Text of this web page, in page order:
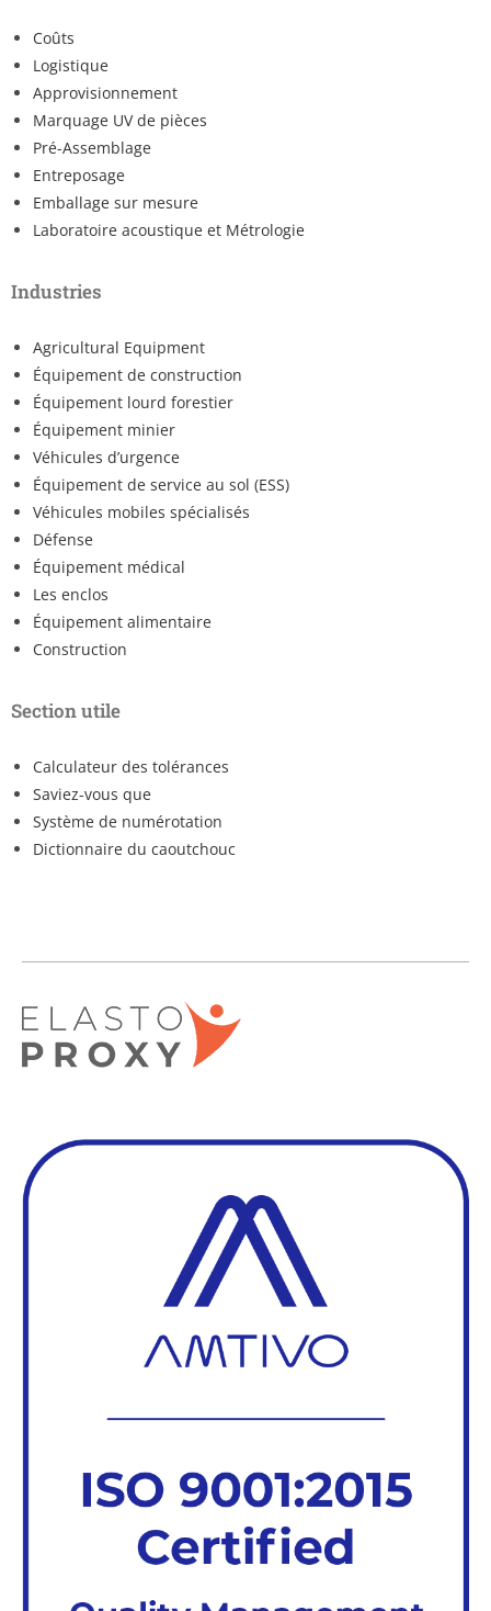
Coûts
Logistique
Approvisionnement
Marquage UV de pièces
Pré-Assemblage
Entreposage
Emballage sur mesure
Laboratoire acoustique et Métrologie
Industries
Agricultural Equipment
Équipement de construction
Équipement lourd forestier
Équipement minier
Véhicules d’urgence
Équipement de service au sol (ESS)
Véhicules mobiles spécialisés
Défense
Équipement médical
Les enclos
Équipement alimentaire
Construction
Section utile
Calculateur des tolérances
Saviez-vous que
Système de numérotation
Dictionnaire du caoutchouc